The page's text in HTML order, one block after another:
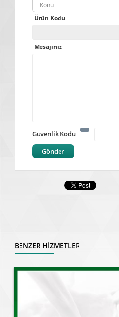
Konu
Ürün Kodu
Mesajınız
Güvenlik Kodu
Gönder
BENZER HİZMETLER